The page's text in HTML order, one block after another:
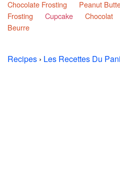
Chocolate Frosting
Peanut
Frosting
Cupcake Chocolat
Beurre
Recipes › Les Recettes Du